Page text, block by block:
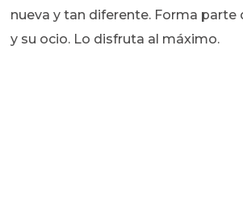
nueva y tan diferente. Forma parte
y su ocio. Lo disfruta al máximo.